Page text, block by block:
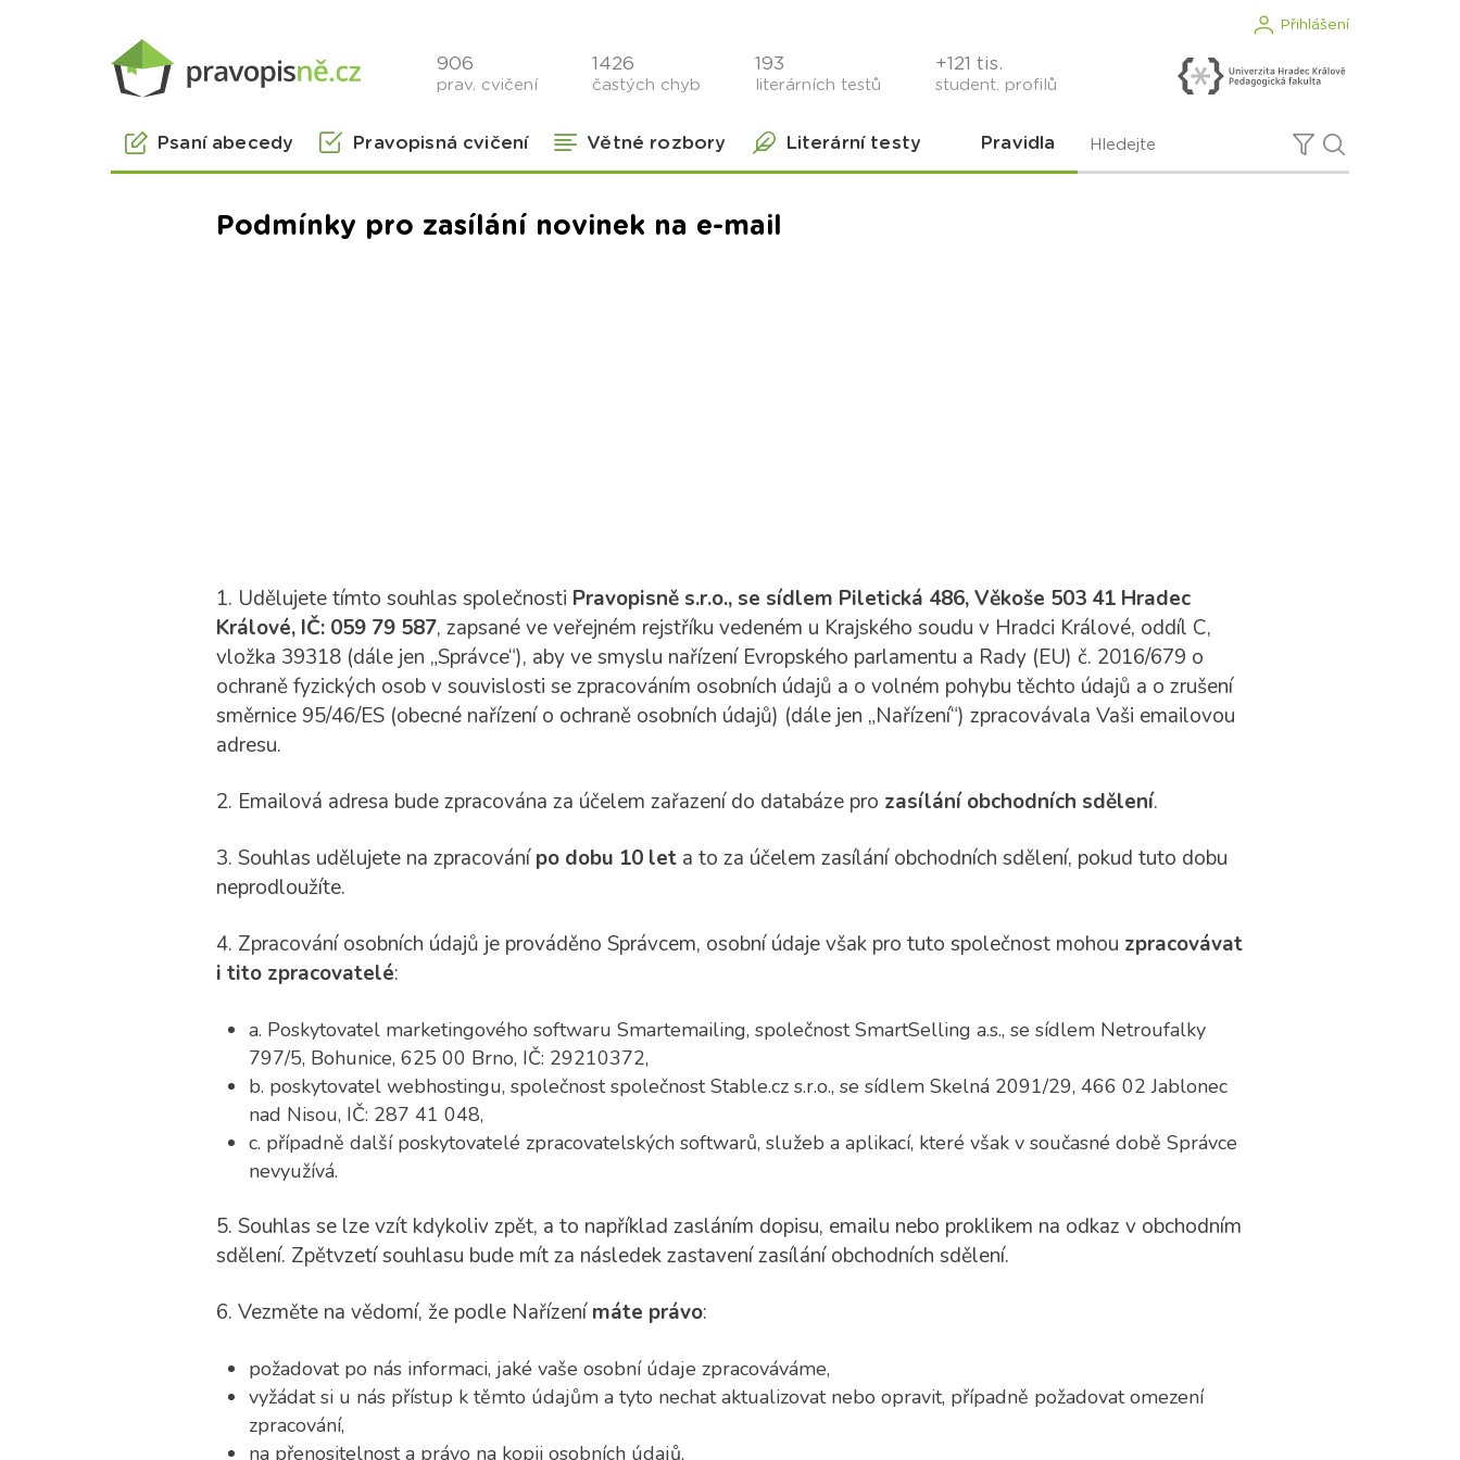
Přihlášení
906
prav. cvičení
1426
častých chyb
193
literárních testů
+121 tis.
student. profilů
Psaní abecedy Pravopisná cvičení Větné rozbory Literární testy Pravidla
Podmínky pro zasílání novinek na e-mail
1. Udělujete tímto souhlas společnosti Pravopisně s.r.o., se sídlem Piletická 486, Věkoše 503 41 Hradec
Králové, IČ: 059 79 587, zapsané ve veřejném rejstříku vedeném u Krajského soudu v Hradci Králové, oddíl C,
vložka 39318 (dále jen „Správce“), aby ve smyslu nařízení Evropského parlamentu a Rady (EU) č. 2016/679 o
ochraně fyzických osob v souvislosti se zpracováním osobních údajů a o volném pohybu těchto údajů a o zrušení
směrnice 95/46/ES (obecné nařízení o ochraně osobních údajů) (dále jen „Nařízení“) zpracovávala Vaši emailovou
adresu.
2. Emailová adresa bude zpracována za účelem zařazení do databáze pro zasílání obchodních sdělení.
3. Souhlas udělujete na zpracovánípo dobu 10 leta to za účelem zasílání obchodních sdělení, pokud tuto dobu
neprodloužíte.
4. Zpracování osobních údajů je prováděno Správcem, osobní údaje však pro tuto společnost mohou zpracovávat
i tito zpracovatelé:
a. Poskytovatel marketingového softwaru Smartemailing, společnost SmartSelling a.s., se sídlem Netroufalky
797/5, Bohunice, 625 00 Brno, IČ: 29210372,
b. poskytovatel webhostingu, společnost společnost Stable.cz s.r.o., se sídlem Skelná 2091/29, 466 02 Jablonec
nad Nisou, IČ: 287 41 048,
c. případně další poskytovatelé zpracovatelských softwarů, služeb a aplikací, které však v současné době Správce
nevyužívá.
5. Souhlas se lze vzít kdykoliv zpět, a to například zasláním dopisu, emailu nebo proklikem na odkaz v obchodním
sdělení. Zpětvzetí souhlasu bude mít za následek zastavení zasílání obchodních sdělení.
6. Vezměte na vědomí, že podle Nařízenímáte právo:
požadovat po nás informaci, jaké vaše osobní údaje zpracováváme,
vyžádat si u nás přístup k těmto údajům a tyto nechat aktualizovat nebo opravit, případně požadovat omezení
zpracování,
na přenositelnost a právo na kopii osobních údajů,